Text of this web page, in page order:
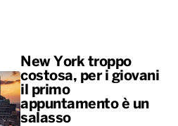
New York troppo
costosa, per i giovani
il primo
appuntamento è un
salasso